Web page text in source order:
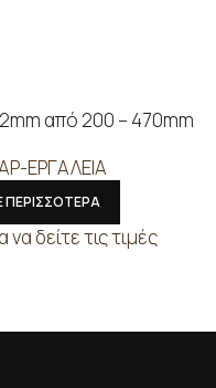
από 200 – 470mm
ΕΡΓΑΛΕΙΑ
ΠΕΡΙΣΣΟΤΕΡΑ
να δείτε τις τιμές